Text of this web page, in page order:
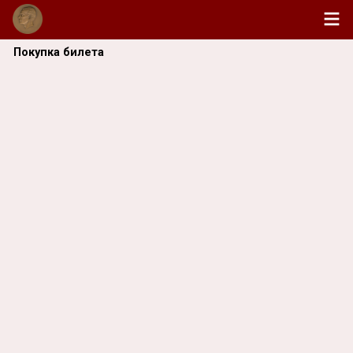
Покупка билета